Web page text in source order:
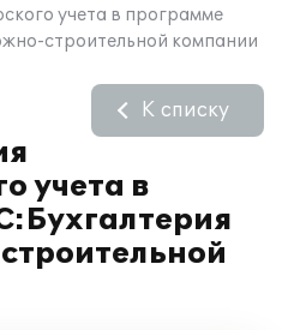
учета в программе
строительной компании
учета в
К списку